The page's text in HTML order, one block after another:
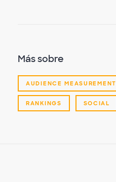
Más sobre
AUDIENCE MEASUREMENT
RANKINGS SOCIAL